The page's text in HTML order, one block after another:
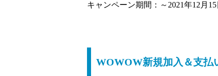
キャンペーン期間：～2021年12月
WOWOW新規加入＆支払